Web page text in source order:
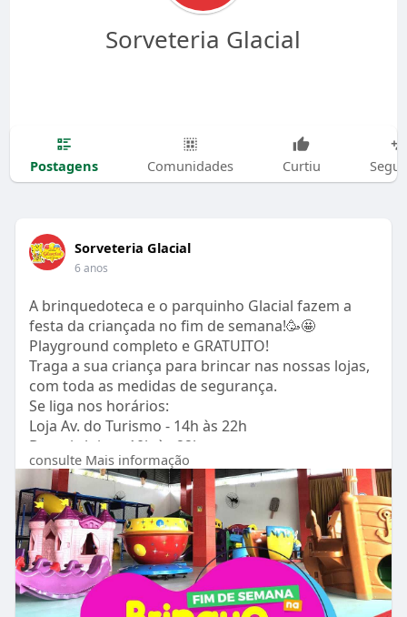
Sorveteria Glacial
Postagens Comunidades Curtiu
Sorveteria Glacial
6 anos
A brinquedoteca e o parquinho Glacial fazem a
festa da criançada no fim de semana!🥳🤩
Playground completo e GRATUITO!
Traga a sua criança para brincar nas nossas lojas,
com toda as medidas de segurança.
Se liga nos horários:
Loja Av. do Turismo - 14h às 22h
Demais lojas - 10h às 22h
Lembrando que você não paga entrada,
estacionamento, nem os brinquedos, somente o
consumo do sorvete🤩😍
Então não perde!!!
#sorveteriaglacial#fimdesemana#familia
#sorveteriaglacialcuruminspark???#kids
#manauara
#entretenimento#playground
#brincadeiradecriança
consulte Mais informação